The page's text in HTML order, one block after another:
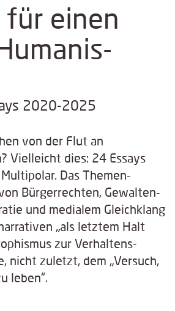
für einen
2020-2025
von der Flut an
Vielleicht dies: 24 Essays
Multipolar. Das Themen­
Bürger­rechten, Gewalten­
und medialem Gleich­klang
„als letztem Halt
zur Verhaltens­
nicht zuletzt, dem „Versuch,
leben“.